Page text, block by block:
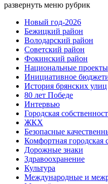
развернуть меню рубрик
Новый год-2026
Бежицкий район
Володарский район
Советский район
Фокинский район
Национальные проекты
Инициативное
История брянских улиц
80 лет Победе
Интервью
Городская
ЖКХ
Безопасные
Комфортная городская
Дорожные знаки
Здравоохранение
Культура
Международные и